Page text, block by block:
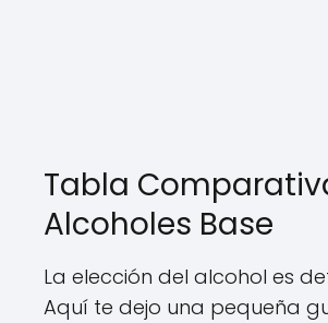
Tabla
Alcoholes Base
La elección del alcohol es
Aquí te dejo una pequeña